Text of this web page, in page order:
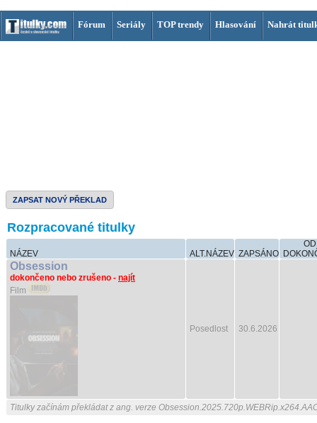
Fórum Seriály TOP trendy Hlasování Nahrát
ZAPSAT NOVÝ PŘEKLAD
Rozpracované titulky
NÁZEV ALT.NÁZEV ZAPSÁNO
Obsession
dokončeno nebo zrušeno - najít
Film
Posedlost 30.6.2026
Titulky začínám překládat z ang. verze